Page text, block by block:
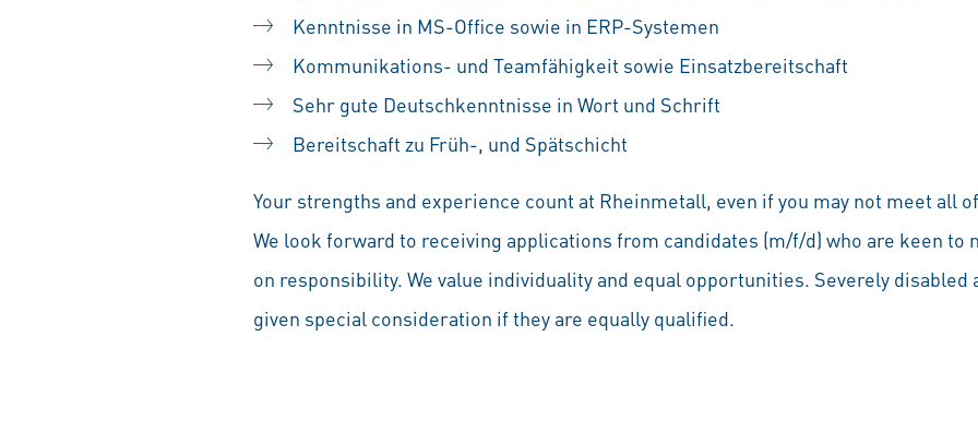
Kenntnisse in MS-Office sowie in ERP-Systemen
Kommunikations- und Teamfähigkeit sowie Einsatzbereitschaft
Sehr gute Deutschkenntnisse in Wort und Schrift
Bereitschaft zu Früh-, und Spätschicht
Your strengths and experience count at Rheinmetall, even if you may not meet all
We look forward to receiving applications from candidates (m/f/d) who are keen to
on responsibility. We value individuality and equal opportunities. Severely
given special consideration if they are equally qualified.